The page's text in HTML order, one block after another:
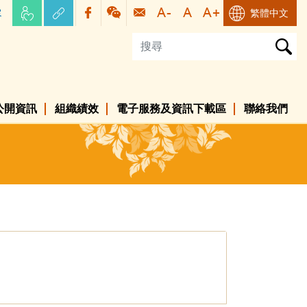
繁體中文
開資訊 組織績效 電子服務及資訊下載區 聯絡我們